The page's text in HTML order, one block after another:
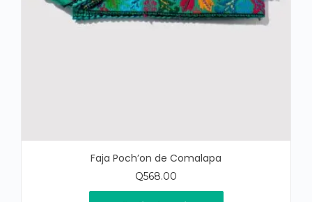
Faja Poch’on de Comalapa
Q568.00